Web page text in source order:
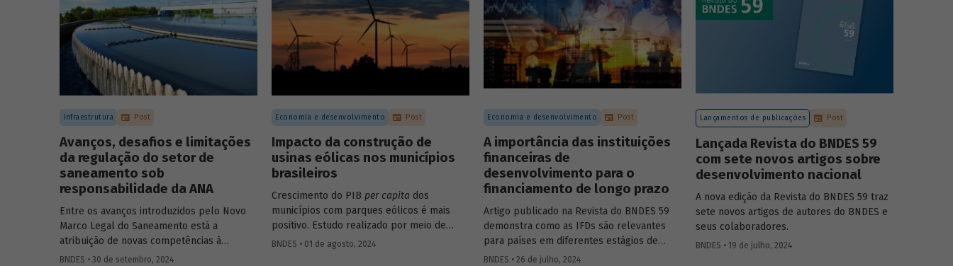
método para calcular prêmio de risco em
projetos de infraestrutura e o controle
societário de companhias abertas por
fundos de investimento no Brasil.
Infraestrutura Post
Avanços, desafios e limitações
da regulação do setor de
saneamento sob
responsabilidade da ANA
Entre os avanços introduzidos pelo Novo
Marco Legal do Saneamento está a
atribuição de novas competências à
Agência Nacional de Águas e Saneamento
BNDES • 30 de setembro, 2024
Economia e desenvolvimento Post
Impacto da construção de
usinas eólicas nos municípios
brasileiros
Crescimento do PIB per capita dos
municípios com parques eólicos é mais
positivo. Estudo realizado por meio de
método de controle sintético, aponta
BNDES • 01 de agosto, 2024
Economia e desenvolvimento Post
A importância das instituições
financeiras de
desenvolvimento para o
financiamento de longo prazo
Artigo publicado na Revista do BNDES 59
demonstra como as IFDs são relevantes
para países em diferentes estágios de
desenvolvimento, tanto nos momentos de
BNDES • 26 de julho, 2024
Lançamentos de publicações Post
Lançada Revista do BNDES 59
com sete novos artigos sobre
desenvolvimento nacional
A nova edição da Revista do BNDES 59 traz
sete novos artigos de autores do BNDES e
seus colaboradores.
BNDES • 19 de julho, 2024